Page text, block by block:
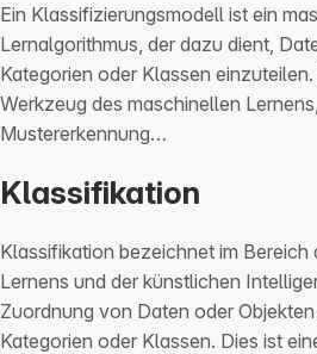
Ein Klassifizierungsmodell ist ein
Lernalgorithmus, der dazu dient,
Kategorien oder Klassen
Werkzeug des maschinellen
Mustererkennung…
Klassifikation
Klassifikation bezeichnet im Bereich
Lernens und der künstlichen
Zuordnung von Daten oder
Kategorien oder Klassen. Dies ist